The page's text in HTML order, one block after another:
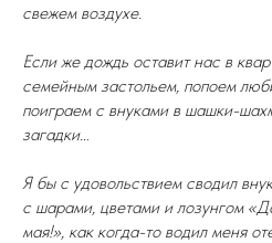
свежем воздухе.
Если же дождь оставит нас в
семейным застольем, попоем
поиграем с внуками в шашки-
загадки…
Я бы с удовольствием сводил
с шарами, цветами и лозунгом
мая!», как когда-то водил меня